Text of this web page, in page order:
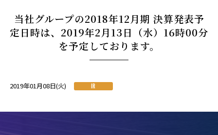
当社グループの2018年12月期 決算発表予
定日時は、2019年2月13日（水）16時00分
を予定しております。
2019年01月08日(火) IR